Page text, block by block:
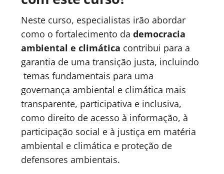
Neste curso, especialistas irão abordar
como o fortalecimento da democracia
ambiental e climática contribui para a
garantia de uma transição justa, incluindo
temas fundamentais para uma
governança ambiental e climática mais
transparente, participativa e inclusiva,
como direito de acesso à informação, à
participação social e à justiça em matéria
ambiental e climática e proteção de
defensores ambientais.